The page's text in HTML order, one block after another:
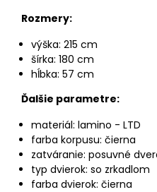
Rozmery:
výška: 215 cm
šírka: 180 cm
hĺbka: 57 cm
Ďalšie parametre:
materiál: lamino - LTD
farba korpusu: čierna
zatváranie: posuvné
typ dvierok: so zrkadlom
farba dvierok: čierna